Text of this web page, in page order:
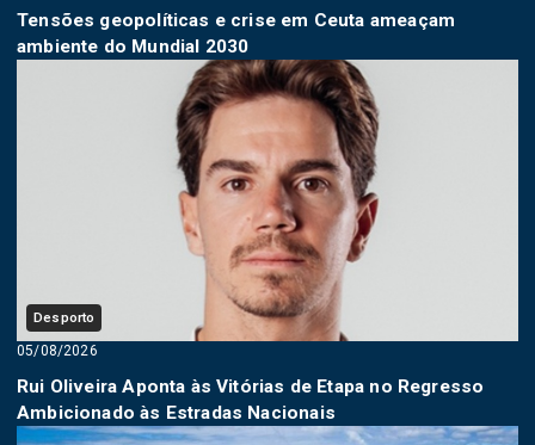
Tensões geopolíticas e crise em Ceuta ameaçam
ambiente do Mundial 2030
Desporto
05/08/2026
Rui Oliveira Aponta às Vitórias de Etapa no Regresso
Ambicionado às Estradas Nacionais